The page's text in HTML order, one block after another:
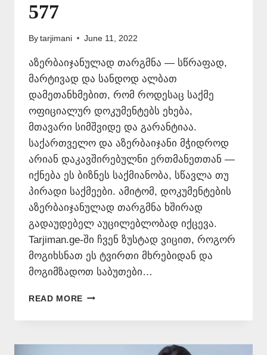
577
By tarjimani June 11, 2022
აზერბაიჯანულად თარგმნა — სწრაფად,
მარტივად და სანდოდ ალბათ
დამეთანხმებით, რომ როდესაც საქმე
ოფიციალურ დოკუმენტებს ეხება,
მთავარი სიმშვიდე და გარანტიაა.
საქართველო და აზერბაიჯანი მჭიდროდ
არიან დაკავშირებულნი ერთმანეთთან —
იქნება ეს ბიზნეს საქმიანობა, სწავლა თუ
პირადი საქმეები. ამიტომ, დოკუმენტების
აზერბაიჯანულად თარგმნა ხშირად
გადაუდებელ აუცილებლობად იქცევა.
Tarjiman.ge-ში ჩვენ ზუსტად ვიცით, როგორ
მოგიხსნათ ეს ტვირთი მხრებიდან და
მოგიმზადოთ საბუთები…
READ MORE ᲐᲖᲔᲠᲑᲐᲘᲯᲐᲜᲣᲚᲐᲓ
📞
546